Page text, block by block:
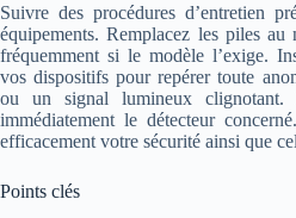
Suivre des procédures d’entretien
équipements. Remplacez les piles
fréquemment si le modèle l’exige.
vos dispositifs pour repérer toute
ou un signal lumineux clignotant.
immédiatement le détecteur
efficacement votre sécurité ainsi que
Points clés